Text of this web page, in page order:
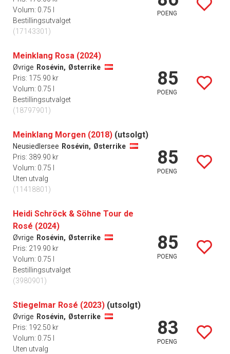
Volum: 0.75 l
Bestillingsutvalget
(17143301)
POENG
Meinklang Rosa (2024)
Øvrige Rosévin, Østerrike
Pris: 175.90 kr
Volum: 0.75 l
Bestillingsutvalget
(18797901)
85
POENG
Meinklang Morgen (2018) (utsolgt)
Neusiedlersee Rosévin, Østerrike
Pris: 389.90 kr
Volum: 0.75 l
Uten utvalg
(11418801)
85
POENG
Heidi Schröck & Söhne Tour de
Rosé (2024)
Øvrige Rosévin, Østerrike
Pris: 219.90 kr
Volum: 0.75 l
Bestillingsutvalget
(3980901)
85
POENG
Stiegelmar Rosé (2023) (utsolgt)
Øvrige Rosévin, Østerrike
Pris: 192.50 kr
Volum: 0.75 l
Uten utvalg
83
POENG